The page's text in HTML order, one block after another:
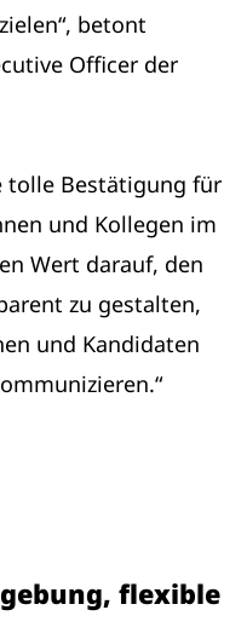
betont
Officer der
tolle Bestätigung für
und Kollegen im
Wert darauf, den
zu gestalten,
und Kandidaten
flexible